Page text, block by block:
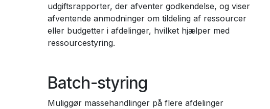
udgiftsrapporter, der afventer godkendelse, og viser
afventende anmodninger om tildeling af ressourcer
eller budgetter i afdelinger, hvilket hjælper med
ressourcestyring.
Batch-styring
Muliggør massehandlinger på flere afdelinger